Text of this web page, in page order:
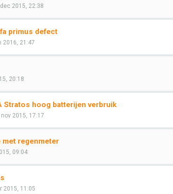
2015, 22:38
primus defect
2016, 21:47
20:18
Stratos hoog batterijen verbruik
nov 2015, 17:17
met regenmeter
09:04
2015, 11:05